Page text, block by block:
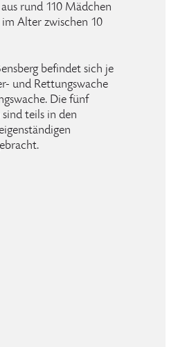
rund 110 Mädchen
Alter zwischen 10
befindet sich je
und Rettungswache
Die fünf
teils in den